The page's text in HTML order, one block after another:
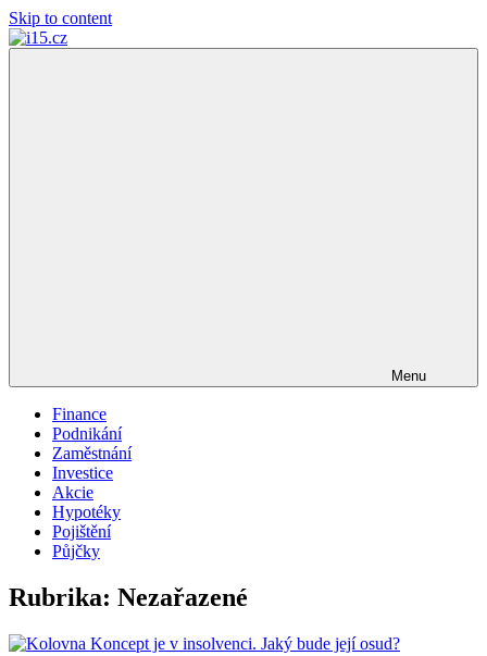
Skip to content
Menu
Finance
Podnikání
Zaměstnání
Investice
Akcie
Hypotéky
Pojištění
Půjčky
Rubrika: Nezařazené